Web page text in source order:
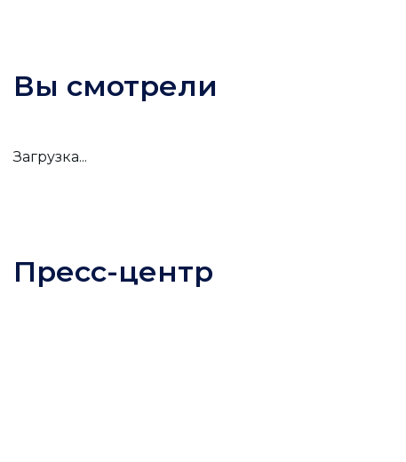
Вы смотрели
Загрузка...
Пресс-центр